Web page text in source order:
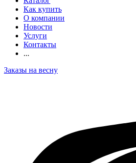
Как купить
О компании
Новости
Услуги
Контакты
...
Заказы на весну